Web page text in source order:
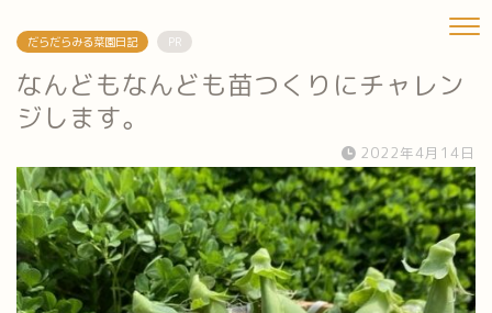
だらだらみる菜園日記 PR
なんどもなんども苗つくりにチャレン
ジします。
2022年4月14日